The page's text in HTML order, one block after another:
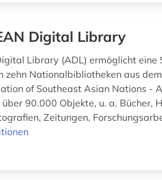
Digital Library
Library (ADL) ermöglicht
zehn Nationalbibliotheken aus
of Southeast Asian Nations -
90.000 Objekte, u. a. Bücher,
Zeitungen,